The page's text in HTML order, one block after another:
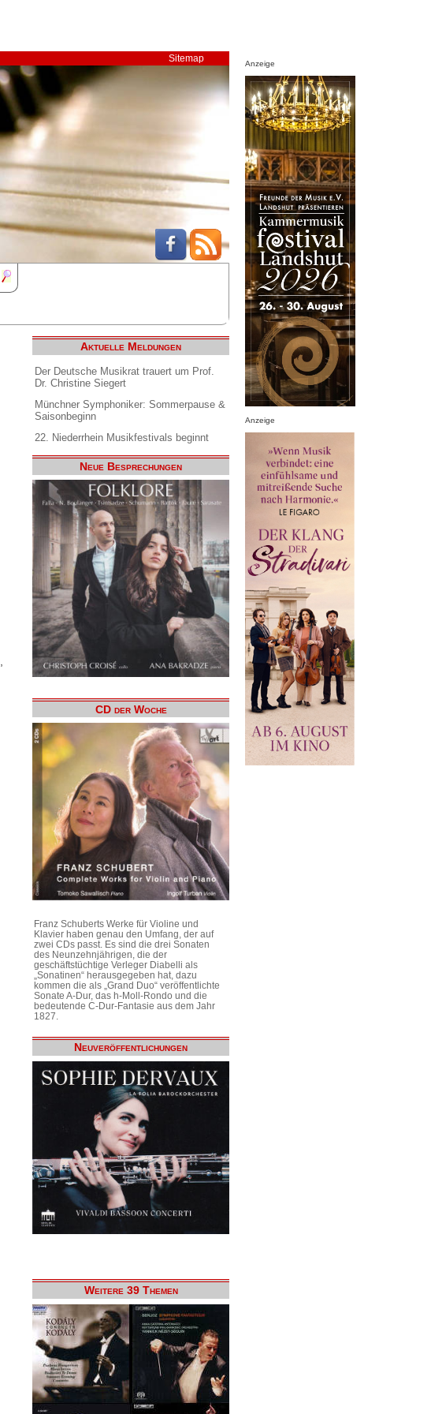
Sitemap
Aktuelle Meldungen
Der Deutsche Musikrat trauert um Prof.
Dr. Christine Siegert
Münchner Symphoniker: Sommerpause &
Saisonbeginn
22. Niederrhein Musikfestivals beginnt
Neue Besprechungen
CD der Woche
Franz Schuberts Werke für Violine und
Klavier haben genau den Umfang, der auf
zwei CDs passt. Es sind die drei Sonaten
des Neunzehnjährigen, die der
geschäftstüchtige Verleger Diabelli als
„Sonatinen“ herausgegeben hat, dazu
kommen die als „Grand Duo“ veröffentlichte
Sonate A-Dur, das h-Moll-Rondo und die
bedeutende C-Dur-Fantasie aus dem Jahr
1827.
Neuveröffentlichungen
Weitere 39 Themen
Anzeige
Anzeige